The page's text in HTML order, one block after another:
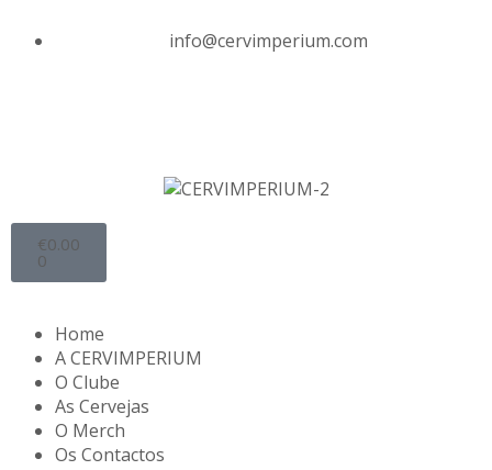
info@cervimperium.com
€0.00
0
Home
A CERVIMPERIUM
O Clube
As Cervejas
O Merch
Os Contactos